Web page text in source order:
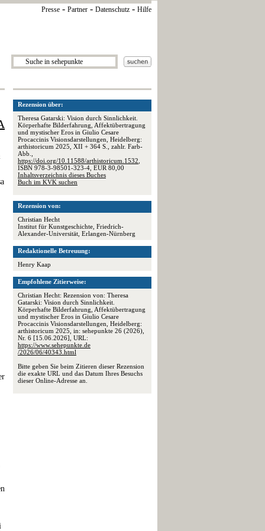
Presse - Partner - Datenschutz - Hilfe
Rezension über:
Theresa Gatarski: Vision durch Sinnlichkeit.
Körperhafte Bilderfahrung, Affektübertragung
und mystischer Eros in Giulio Cesare
Procaccinis Visionsdarstellungen, Heidelberg:
arthistoricum 2025, XII + 364 S., zahlr. Farb-
Abb.,
https://doi.org/10.11588/arthistoricum.1532
ISBN 978-3-98501-323-4, EUR 80,00
Inhaltsverzeichnis dieses Buches
Buch im KVK suchen
Rezension von:
Christian Hecht
Institut für Kunstgeschichte, Friedrich-
Alexander-Universität, Erlangen-Nürnberg
Redaktionelle Betreuung:
Henry Kaap
Empfohlene Zitierweise:
Christian Hecht: Rezension von: Theresa
Gatarski: Vision durch Sinnlichkeit.
Körperhafte Bilderfahrung, Affektübertragung
und mystischer Eros in Giulio Cesare
Procaccinis Visionsdarstellungen, Heidelberg:
arthistoricum 2025, in: sehepunkte 26 (2026),
Nr. 6 [15.06.2026], URL:
https://www.sehepunkte.de
/2026/06/40343.html
Bitte geben Sie beim Zitieren dieser Rezension
die exakte URL und das Datum Ihres Besuchs
dieser Online-Adresse an.